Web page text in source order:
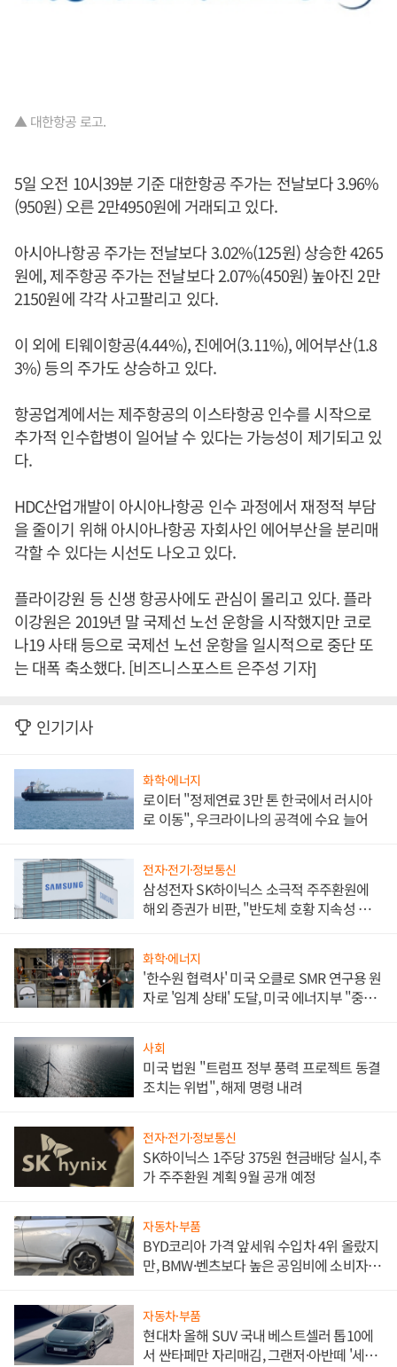
▲ 대한항공 로고.
5일 오전 10시39분 기준 대한항공 주가는 전날보다 3.96%
(950원) 오른 2만4950원에 거래되고 있다.
아시아나항공 주가는 전날보다 3.02%(125원) 상승한 4265
원에, 제주항공 주가는 전날보다 2.07%(450원) 높아진 2만
2150원에 각각 사고팔리고 있다.
이 외에 티웨이항공(4.44%), 진에어(3.11%), 에어부산(1.8
3%) 등의 주가도 상승하고 있다.
항공업계에서는 제주항공의 이스타항공 인수를 시작으로
추가적 인수합병이 일어날 수 있다는 가능성이 제기되고 있
다.
HDC산업개발이 아시아나항공 인수 과정에서 재정적 부담
을 줄이기 위해 아시아나항공 자회사인 에어부산을 분리매
각할 수 있다는 시선도 나오고 있다.
플라이강원 등 신생 항공사에도 관심이 몰리고 있다. 플라
이강원은 2019년 말 국제선 노선 운항을 시작했지만 코로
나19 사태 등으로 국제선 노선 운항을 일시적으로 중단 또
는 대폭 축소했다. [비즈니스포스트 은주성 기자]
인기기사
화학·에너지
로이터 "정제연료 3만 톤 한국에서 러시아
로 이동", 우크라이나의 공격에 수요 늘어
전자·전기·정보통신
삼성전자 SK하이닉스 소극적 주주환원에
해외 증권가 비판, "반도체 호황 지속성 의
화학·에너지
'한수원 협력사' 미국 오클로 SMR 연구용 원
자로 '임계 상태' 도달, 미국 에너지부 "중요
사회
미국 법원 "트럼프 정부 풍력 프로젝트 동결
조치는 위법", 해제 명령 내려
전자·전기·정보통신
SK하이닉스 1주당 375원 현금배당 실시, 추
가 주주환원 계획 9월 공개 예정
자동차·부품
BYD코리아 가격 앞세워 수입차 4위 올랐지
만, BMW·벤츠보다 높은 공임비에 소비자
자동차·부품
현대차 올해 SUV 국내 베스트셀러 톱10에
서 싼타페만 자리매김, 그랜저·아반떼 '세단